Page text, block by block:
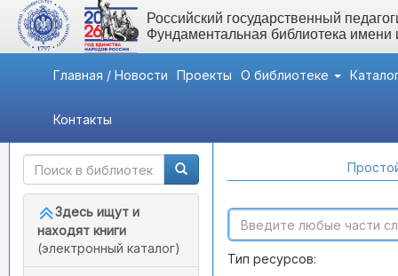
Российский государственный
Фундаментальная библиотека
Главная / Новости Проекты О библиотеке
Контакты
Быстрый доступ
Здесь ищут и
находят книги
(электронный каталог)
Тип ресурсов: